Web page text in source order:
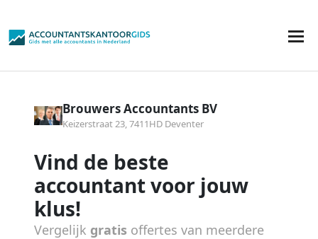
Brouwers Accountants BV
Keizerstraat 23, 7411HD Deventer
Vind de beste
accountant voor jouw
klus!
Vergelijk gratis offertes van meerdere